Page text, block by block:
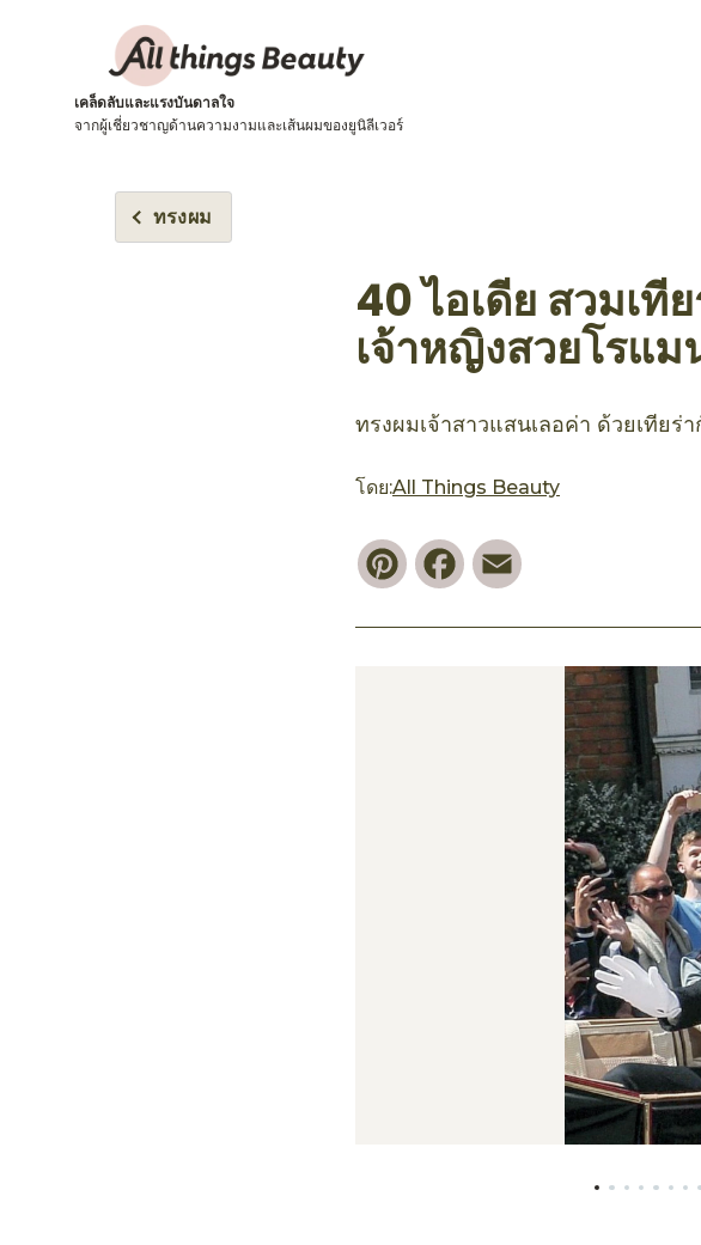
เคล็ดลับและแรงบันดาลใจ
จากผู้เชี่ยวชาญด้านความงามและเส้นผมของยูนิลีเวอร์
ทรงผม
40 ไอเดีย สวมเที
เจ้าหญิงสวยโรแ
ทรงผมเจ้าสาวแสนเลอค่า ด้วยเทียร่
โดย:All Things Beauty
PinterestFacebook